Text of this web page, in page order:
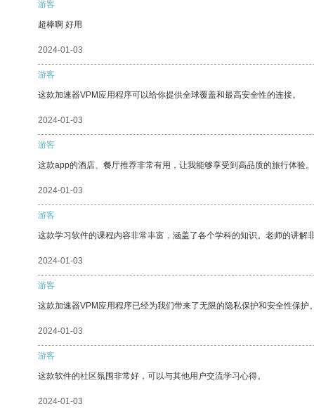
游客
超棒啊 好用
2024-01-03
游客
这款加速器VPM应用程序可以给你提供全球覆盖和最高安全性的连接。
2024-01-03
游客
这款app的酒店、餐厅推荐非常有用，让我能够享受到高品质的旅行体验。
2024-01-03
游客
这款学习软件的课程内容非常丰富，涵盖了各个学科的知识。老师的讲解
2024-01-03
游客
这款加速器VPM应用程序已经为我们带来了无限的隐私保护和安全性保护。
2024-01-03
游客
这款软件的社区氛围非常好，可以与其他用户交流学习心得。
2024-01-03